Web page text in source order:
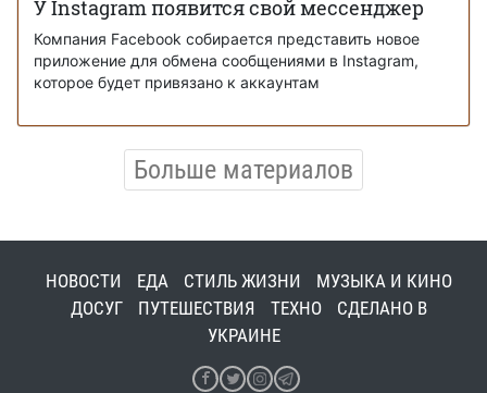
У Instagram появится свой мессенджер
Компания Facebook собирается представить новое
приложение для обмена сообщениями в Instagram,
которое будет привязано к аккаунтам
Больше материалов
НОВОСТИ ЕДА СТИЛЬ ЖИЗНИ
МУЗЫКА И КИНО
ДОСУГ
ПУТЕШЕСТВИЯ ТЕХНО
СДЕЛАНО В
УКРАИНЕ